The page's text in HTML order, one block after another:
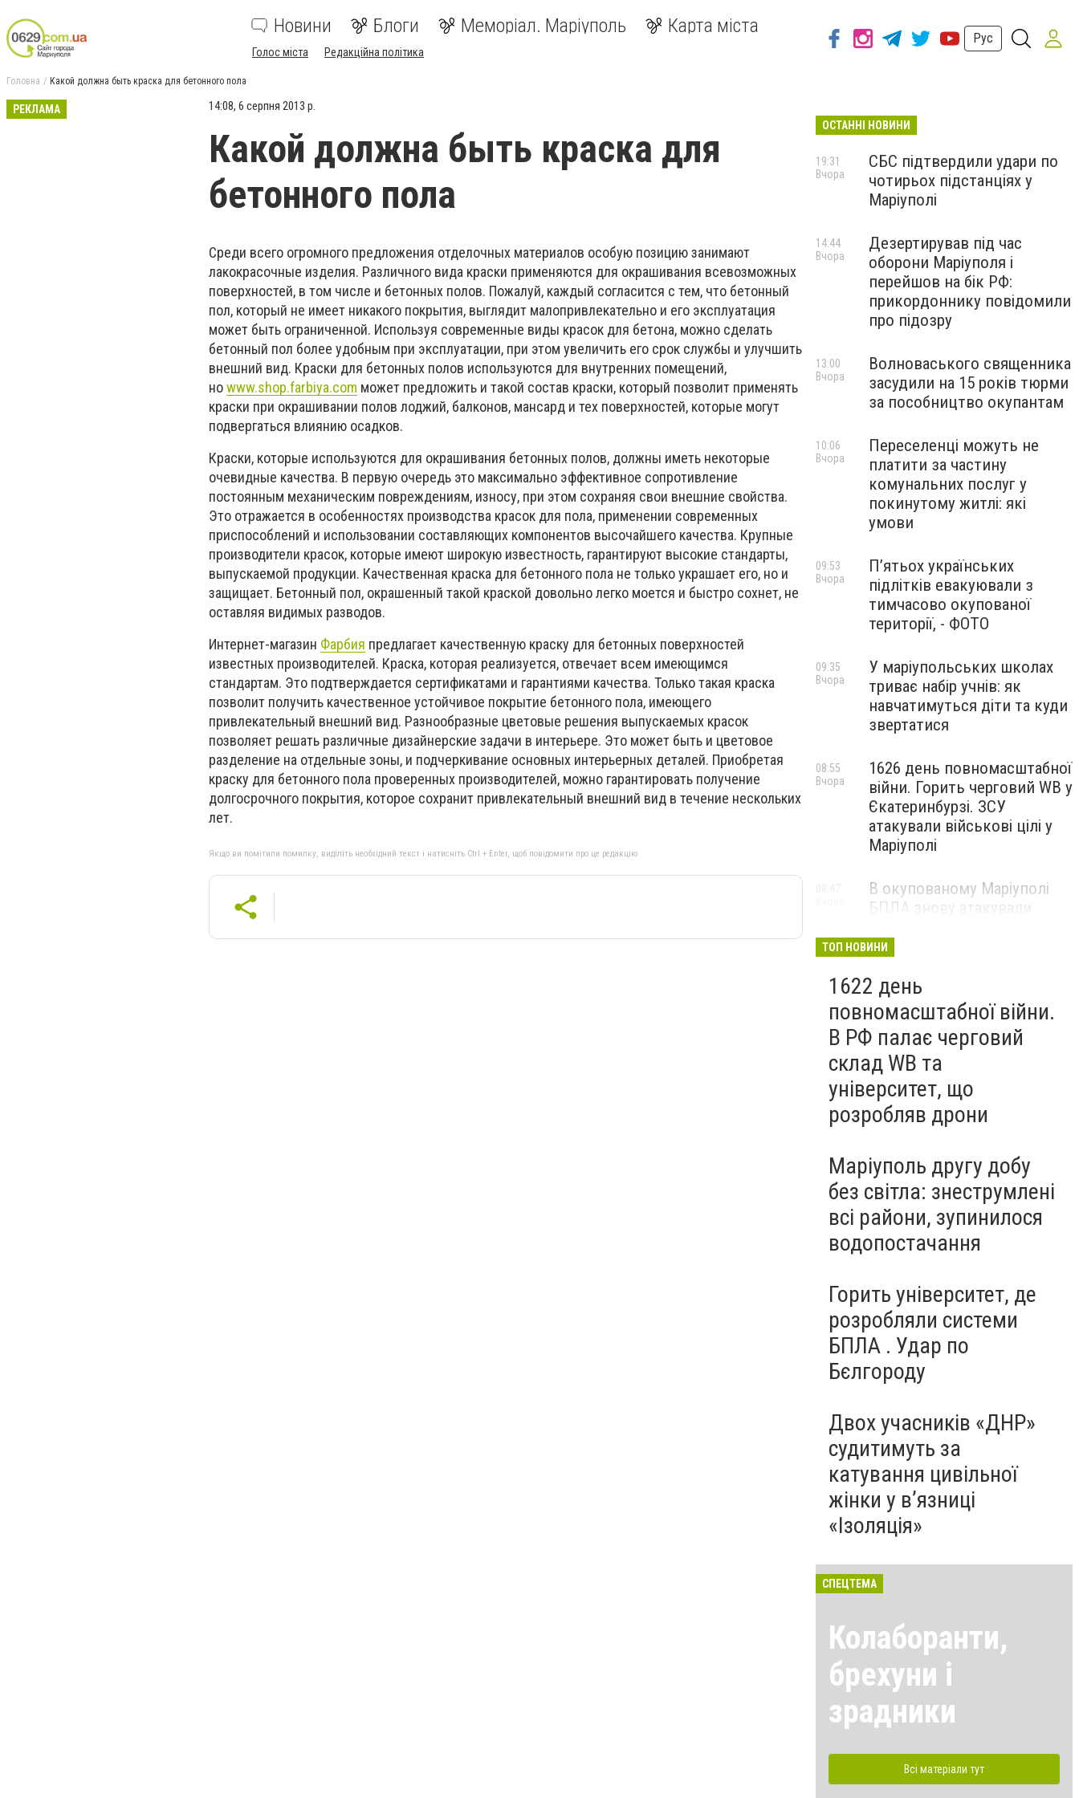
Новини Блоги Меморіал. Маріуполь Карта міста
Голос міста Редакційна політика
Рус
Головна Какой должна быть краска для бетонного пола
РЕКЛАМА 14:08, 6 серпня 2013 р.
Какой должна быть краска для
бетонного пола
Среди всего огромного предложения отделочных материалов особую позицию занимают
лакокрасочные изделия. Различного вида краски применяются для окрашивания всевозможных
поверхностей, в том числе и бетонных полов. Пожалуй, каждый согласится с тем, что бетонный
пол, который не имеет никакого покрытия, выглядит малопривлекательно и его эксплуатация
может быть ограниченной. Используя современные виды красок для бетона, можно сделать
бетонный пол более удобным при эксплуатации, при этом увеличить его срок службы и улучшить
внешний вид. Краски для бетонных полов используются для внутренних помещений,
ноwww.shop.farbiya.com может предложить и такой состав краски, который позволит применять
краски при окрашивании полов лоджий, балконов, мансард и тех поверхностей, которые могут
подвергаться влиянию осадков.
Краски, которые используются для окрашивания бетонных полов, должны иметь некоторые
очевидные качества. В первую очередь это максимально эффективное сопротивление
постоянным механическим повреждениям, износу, при этом сохраняя свои внешние свойства.
Это отражается в особенностях производства красок для пола, применении современных
приспособлений и использовании составляющих компонентов высочайшего качества. Крупные
производители красок, которые имеют широкую известность, гарантируют высокие стандарты,
выпускаемой продукции. Качественная краска для бетонного пола не только украшает его, но и
защищает. Бетонный пол, окрашенный такой краской довольно легко моется и быстро сохнет, не
оставляя видимых разводов.
Интернет-магазин Фарбия предлагает качественную краску для бетонных поверхностей
известных производителей. Краска, которая реализуется, отвечает всем имеющимся
стандартам. Это подтверждается сертификатами и гарантиями качества. Только такая краска
позволит получить качественное устойчивое покрытие бетонного пола, имеющего
привлекательный внешний вид. Разнообразные цветовые решения выпускаемых красок
позволяет решать различные дизайнерские задачи в интерьере. Это может быть и цветовое
разделение на отдельные зоны, и подчеркивание основных интерьерных деталей. Приобретая
краску для бетонного пола проверенных производителей, можно гарантировать получение
долгосрочного покрытия, которое сохранит привлекательный внешний вид в течение нескольких
лет.
Якщо ви помітили помилку, виділіть необхідний текст і натисніть Ctrl + Enter, щоб повідомити про це редакцію
ОСТАННІ НОВИНИ
СБС підтвердили удари по
чотирьох підстанціях у
Маріуполі
19:31
Вчора
Дезертирував під час
оборони Маріуполя і
перейшов на бік РФ:
прикордоннику повідомили
про підозру
14:44
Вчора
Волноваського священника
засудили на 15 років тюрми
за пособництво окупантам
13:00
Вчора
Переселенці можуть не
платити за частину
комунальних послуг у
покинутому житлі: які
умови
10:06
Вчора
П’ятьох українських
підлітків евакуювали з
тимчасово окупованої
території, - ФОТО
09:53
Вчора
У маріупольських школах
триває набір учнів: як
навчатимуться діти та куди
звертатися
09:35
Вчора
1626 день повномасштабної
війни. Горить черговий WB у
Єкатеринбурзі. ЗСУ
атакували військові цілі у
Маріуполі
08:55
Вчора
В окупованому Маріуполі
БПЛА знову атакували
— ВІДЕО
ТОП НОВИНИ
1622 день
повномасштабної війни.
В РФ палає черговий
склад WB та
університет, що
розробляв дрони
Маріуполь другу добу
без світла: знеструмлені
всі райони, зупинилося
водопостачання
Горить університет, де
розробляли системи
БПЛА . Удар по
Бєлгороду
Двох учасників «ДНР»
судитимуть за
катування цивільної
жінки у в’язниці
«Ізоляція»
СПЕЦТЕМА
Колаборанти,
брехуни і
зрадники
Всі матеріали тут